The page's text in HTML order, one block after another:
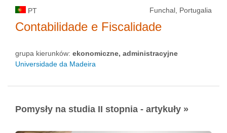
PT Funchal, Portugalia
Contabilidade e Fiscalidade
grupa kierunków: ekonomiczne, administracyjne
Universidade da Madeira
Pomysły na studia II stopnia - artykuły »